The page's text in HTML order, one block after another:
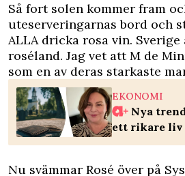
Så fort solen kommer fram
uteserveringarnas bord och
ALLA dricka rosa vin.
roséland. Jag vet att M de
som en av deras starkaste
EKONOMI
Nya
ett rikare liv
Nu svämmar Rosé över på